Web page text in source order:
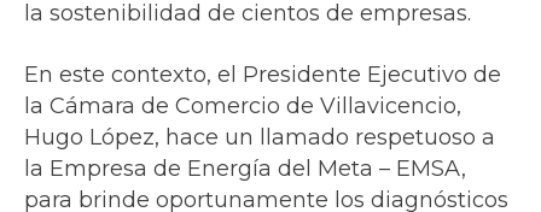
la sostenibilidad de cientos de empresas.
En este contexto, el Presidente Ejecutivo de
la Cámara de Comercio de Villavicencio,
Hugo López, hace un llamado respetuoso a
la Empresa de Energía del Meta – EMSA,
para brinde oportunamente los diagnósticos